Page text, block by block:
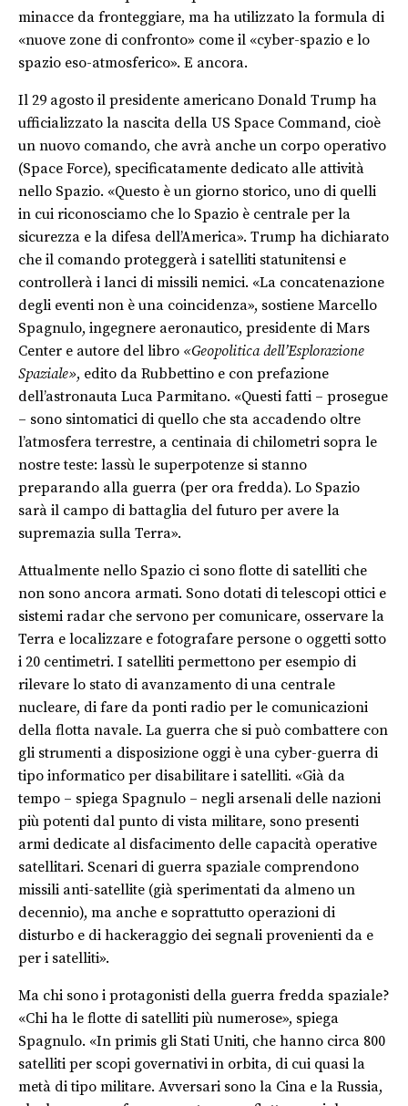
minacce da fronteggiare, ma ha utilizzato la formula di
«nuove zone di confronto» come il «cyber-spazio e lo
spazio eso-atmosferico». E ancora.
Il 29 agosto il presidente americano Donald Trump ha
ufficializzato la nascita della US Space Command, cioè
un nuovo comando, che avrà anche un corpo operativo
(Space Force), specificatamente dedicato alle attività
nello Spazio. «Questo è un giorno storico, uno di quelli
in cui riconosciamo che lo Spazio è centrale per la
sicurezza e la difesa dell’America». Trump ha dichiarato
che il comando proteggerà i satelliti statunitensi e
controllerà i lanci di missili nemici. «La concatenazione
degli eventi non è una coincidenza», sostiene Marcello
Spagnulo, ingegnere aeronautico, presidente di Mars
Center e autore del libro «Geopolitica dell’Esplorazione
Spaziale», edito da Rubbettino e con prefazione
dell’astronauta Luca Parmitano. «Questi fatti – prosegue
– sono sintomatici di quello che sta accadendo oltre
l’atmosfera terrestre, a centinaia di chilometri sopra le
nostre teste: lassù le superpotenze si stanno
preparando alla guerra (per ora fredda). Lo Spazio
sarà il campo di battaglia del futuro per avere la
supremazia sulla Terra».
Attualmente nello Spazio ci sono flotte di satelliti che
non sono ancora armati. Sono dotati di telescopi ottici e
sistemi radar che servono per comunicare, osservare la
Terra e localizzare e fotografare persone o oggetti sotto
i 20 centimetri. I satelliti permettono per esempio di
rilevare lo stato di avanzamento di una centrale
nucleare, di fare da ponti radio per le comunicazioni
della flotta navale. La guerra che si può combattere con
gli strumenti a disposizione oggi è una cyber-guerra di
tipo informatico per disabilitare i satelliti. «Già da
tempo – spiega Spagnulo – negli arsenali delle nazioni
più potenti dal punto di vista militare, sono presenti
armi dedicate al disfacimento delle capacità operative
satellitari. Scenari di guerra spaziale comprendono
missili anti-satellite (già sperimentati da almeno un
decennio), ma anche e soprattutto operazioni di
disturbo e di hackeraggio dei segnali provenienti da e
per i satelliti».
Ma chi sono i protagonisti della guerra fredda spaziale?
«Chi ha le flotte di satelliti più numerose», spiega
Spagnulo. «In primis gli Stati Uniti, che hanno circa 800
satelliti per scopi governativi in orbita, di cui quasi la
metà di tipo militare. Avversari sono la Cina e la Russia,